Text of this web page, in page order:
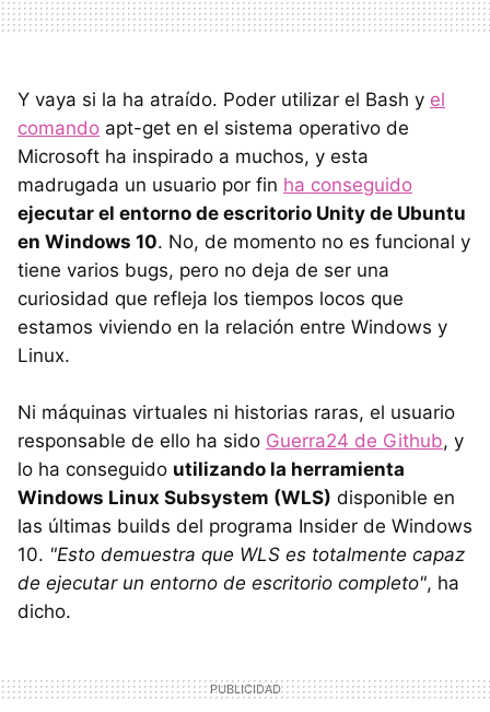
Y vaya si la ha atraído. Poder utilizar el Bash y el
comando apt-get en el sistema operativo de
Microsoft ha inspirado a muchos, y esta
madrugada un usuario por fin ha conseguido
ejecutar el entorno de escritorio Unity de Ubuntu
en Windows 10. No, de momento no es funcional y
tiene varios bugs, pero no deja de ser una
curiosidad que refleja los tiempos locos que
estamos viviendo en la relación entre Windows y
Linux.
Ni máquinas virtuales ni historias raras, el usuario
responsable de ello ha sido Guerra24 de Github, y
lo ha conseguido utilizando la herramienta
Windows Linux Subsystem (WLS) disponible en
las últimas builds del programa Insider de Windows
10. "Esto demuestra que WLS es totalmente capaz
de ejecutar un entorno de escritorio completo", ha
dicho.